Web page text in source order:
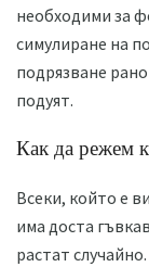
необходими за
симулиране на
подрязване
подуят.
Как да режем
Всеки, който е
има доста
растат